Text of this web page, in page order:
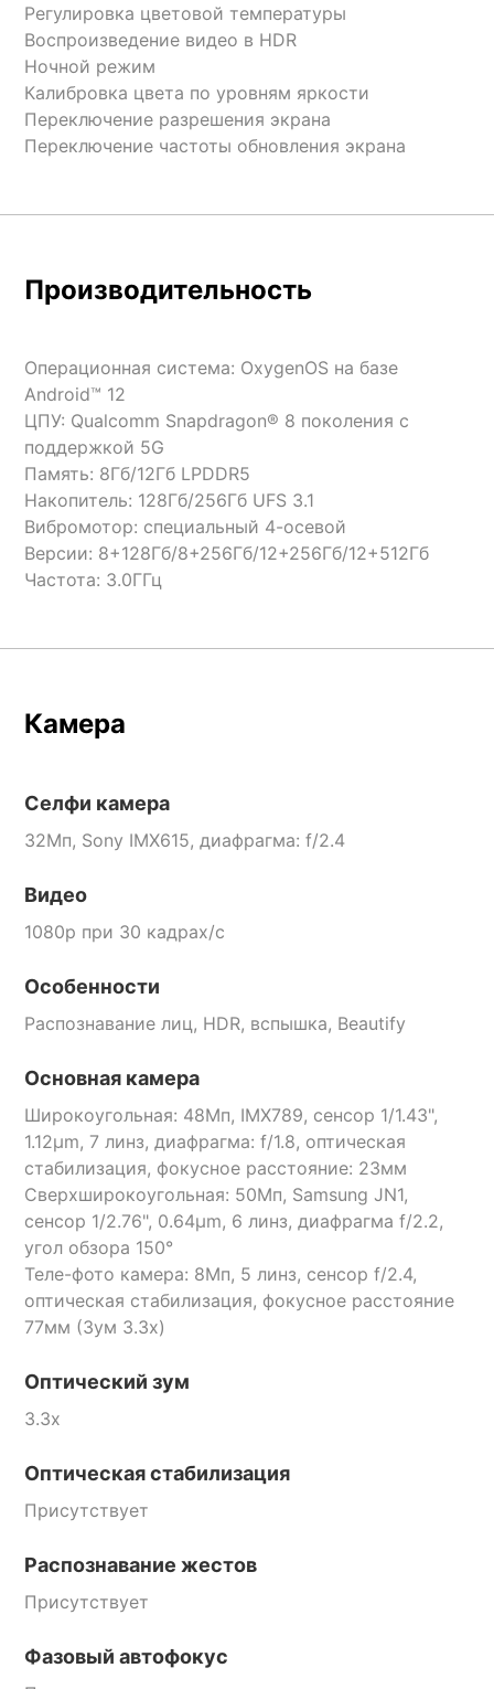
Регулировка цветовой температуры
Воспроизведение видео в HDR
Ночной режим
Калибровка цвета по уровням яркости
Переключение разрешения экрана
Переключение частоты обновления экрана
Производительность
Операционная система: OxygenOS на базе
Android™ 12
ЦПУ: Qualcomm Snapdragon® 8 поколения с
поддержкой 5G
Память: 8Гб/12Гб LPDDR5
Накопитель: 128Гб/256Гб UFS 3.1
Вибромотор: специальный 4-осевой
Версии: 8+128Гб/8+256Гб/12+256Гб/12+512Гб
Частота: 3.0ГГц
Камера
Селфи камера
32Мп, Sony IMX615, диафрагма: f/2.4
Видео
1080p при 30 кадрах/с
Особенности
Распознавание лиц, HDR, вспышка, Beautify
Основная камера
Широкоугольная: 48Мп, IMX789, сенсор 1/1.43",
1.12μm, 7 линз, диафрагма: f/1.8, оптическая
стабилизация, фокусное расстояние: 23мм
Сверхширокоугольная: 50Мп, Samsung JN1,
сенсор 1/2.76", 0.64μm, 6 линз, диафрагма f/2.2,
угол обзора 150°
Теле-фото камера: 8Мп, 5 линз, сенсор f/2.4,
оптическая стабилизация, фокусное расстояние
77мм (Зум 3.3x)
Оптический зум
3.3x
Оптическая стабилизация
Присутствует
Распознавание жестов
Присутствует
Фазовый автофокус